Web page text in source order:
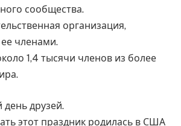
сообщества.
организация,
членами.
1,4 тысячи членов из более
друзей.
этот праздник родилась в США